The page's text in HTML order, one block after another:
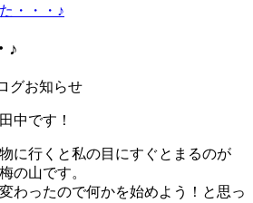
・・・♪
♪
グお知らせ
中です！
に行くと私の目にすぐとまるのが
の山です。
わったので何かを始めよう！と思っ